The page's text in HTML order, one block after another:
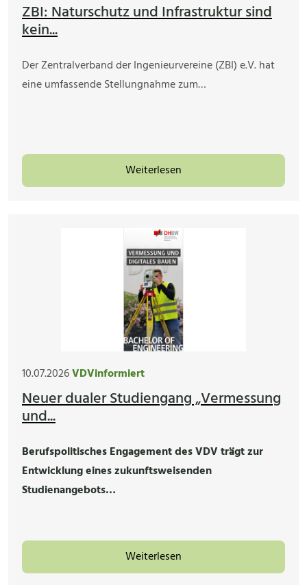
ZBI: Naturschutz und Infrastruktur sind
kein...
Der Zentralverband der Ingenieurvereine (ZBI) e.V. hat
eine umfassende Stellungnahme zum…
Weiterlesen
10.07.2026VDVinformiert
Neuer dualer Studiengang „Vermessung
und...
Berufspolitisches Engagement des VDV trägt zur
Entwicklung eines zukunftsweisenden
Studienangebots…
Weiterlesen